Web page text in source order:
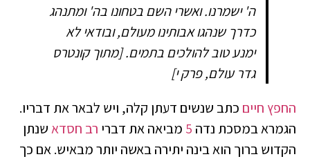
ה' ישמרנו. ואשרי השם בטחונו בה' ומתנהג
כדרך שנהגו אבותינו מעולם, ובודאי לא
ימנע טוב להולכים בתמים.[מתוך קונטרס
גדר עולם, פרק י]
החפץ חיים כתב שנשים דעתן קלה, ויש לבאר את דבריו.
הגמרא במסכת נדה 5 מביאה את דברי רב חסדאשנתן
הקדוש ברוך הוא בינה יתירה באשה יותר מבאיש. אם כך